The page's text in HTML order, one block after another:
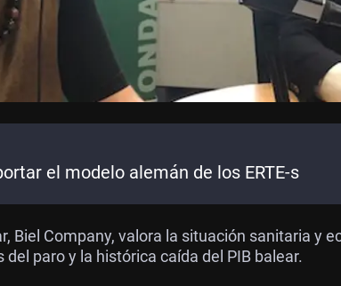
el modelo alemán de los ERTE-s
Biel Company, valora la situación sanitaria y
paro y la histórica caída del PIB balear.